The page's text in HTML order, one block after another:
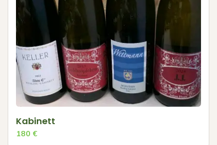
Kabinett
180 €